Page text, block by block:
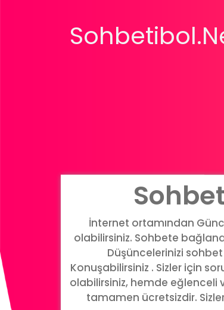
İnternet ortamından
olabilirsiniz. Sohbete
Düşüncelerinizi
Konuşabilirsiniz . Sizler için
olabilirsiniz, hemde eğlenceli
tamamen ücretsizdir.